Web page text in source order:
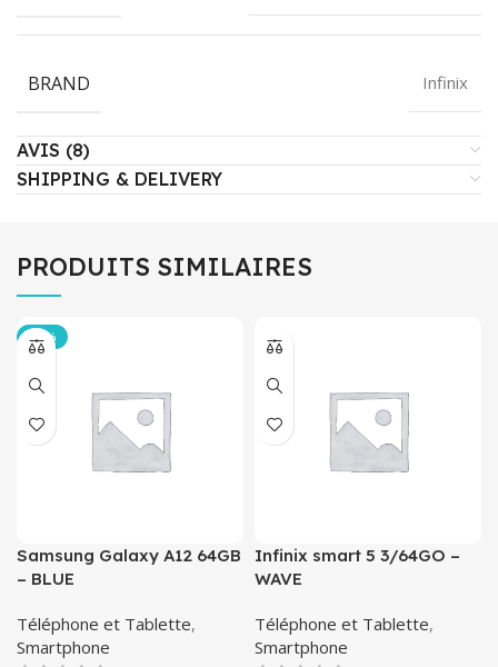
BRAND Infinix
AVIS (8)
SHIPPING & DELIVERY
PRODUITS SIMILAIRES
-12%
Samsung Galaxy A12 64GB
– BLUE
Téléphone et Tablette,
Smartphone
Infinix smart 5 3/64GO –
WAVE
Téléphone et Tablette,
Smartphone